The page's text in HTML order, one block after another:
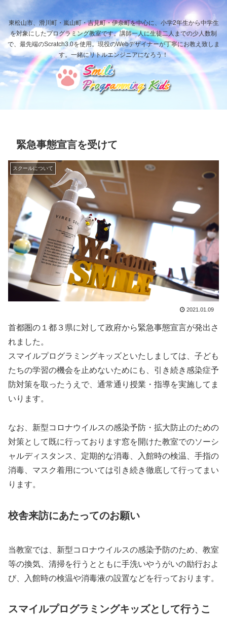
東松山市、滑川町・嵐山町・吉見町・伊奈町を中心に、小学2年生から中学生
を対象にしたプログラミング教室です。講師一人に生徒二人までの少人数制
で、最先端のScratch3.0を使用。現役のWebデザイナーが丁寧にお教え致しま
す。一緒にリトルエンジニアになろう！
緊急事態宣言を受けて
スクールについて
2021.01.09
首都圏の１都３県に対して政府から緊急事態宣言が発出さ
れました。
スマイルプログラミングキッズといたしましては、子ども
たちの学習の機会を止めないためにも、引き続き感染症予
防対策を取ったうえで、通常通り授業・指導を実施してま
いります。
なお、新型コロナウイルスの感染予防・拡大防止のための
対策として既に行っております窓を開けた教室でのソーシ
ャルディスタンス、定期的な消毒、入館時の検温、手指の
消毒、マスク着用については引き続き徹底して行ってまい
ります。
校舎来訪にあたってのお願い
当教室では、新型コロナウイルスの感染予防のため、教室
等の換気、清掃を行うとともに手洗いやうがいの励行およ
び、入館時の検温や消毒液の設置などを行っております。
スマイルプログラミングキッズとして行うこ